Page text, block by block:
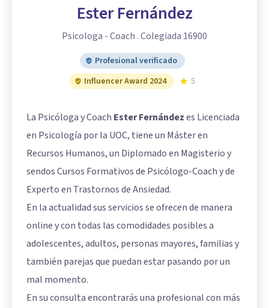
Ester Fernández
Psicologa - Coach . Colegiada 16900
Profesional verificado
Influencer Award 2024
5
La Psicóloga y Coach Ester Fernándezes Licenciada
en Psicología por la UOC, tiene un Máster en
Recursos Humanos, un Diplomado en Magisterio y
sendos Cursos Formativos de Psicólogo-Coach y de
Experto en Trastornos de Ansiedad.
En la actualidad sus servicios se ofrecen de manera
online y con todas las comodidades posibles a
adolescentes, adultos, personas mayores, familias y
también parejas que puedan estar pasando por un
mal momento.
En su consulta encontrarás una profesional con más